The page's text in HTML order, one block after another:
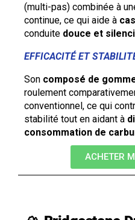
(multi-pas) combinée à
continue, ce qui aide à
conduite douce et
EFFICACITÉ ET
Son composé de
roulement
conventionnel, ce qui
stabilité tout en aidant à
consommation de
ACHETER